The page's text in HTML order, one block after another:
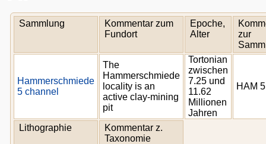
Sammlung
Kommentar zum
Fundort
Epoche,
Alter
zur
Hammerschmiede
5 channel
The
Hammerschmiede
locality is an
active clay-mining
pit
Tortonian
zwischen
7.25 und
11.62
Millionen
Jahren
HAM 5
Lithographie
Kommentar z.
Taxonomie